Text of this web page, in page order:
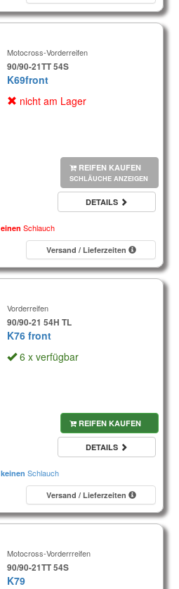
Motocross-Vorderreifen
90/90-21TT 54S
K69front
nicht am Lager
REIFEN KAUFEN
SCHLÄUCHE ANZEIGEN
DETAILS
einen Schlauch
Versand / Lieferzeiten
Vorderreifen
90/90-21 54H TL
K76 front
6 x verfügbar
REIFEN KAUFEN
DETAILS
keinen Schlauch
Versand / Lieferzeiten
Motocross-Vorderrreifen
90/90-21TT 54S
K79